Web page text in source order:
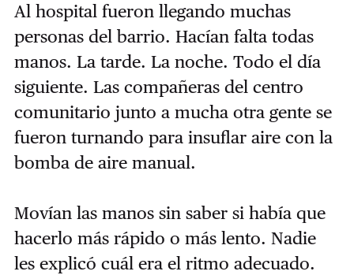
Al hospital fueron llegando muchas
personas del barrio. Hacían falta todas
manos. La tarde. La noche. Todo el día
siguiente. Las compañeras del centro
comunitario junto a mucha otra gente se
fueron turnando para insuflar aire con la
bomba de aire manual.
Movían las manos sin saber si había que
hacerlo más rápido o más lento. Nadie
les explicó cuál era el ritmo adecuado.